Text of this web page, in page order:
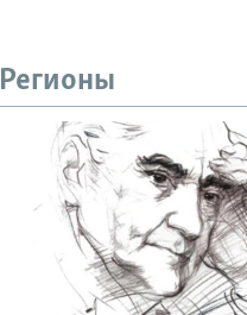
Регионы